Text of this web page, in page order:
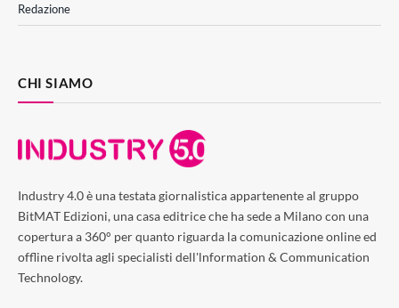
Redazione
CHI SIAMO
Industry 4.0 è una testata giornalistica appartenente al gruppo
BitMAT Edizioni, una casa editrice che ha sede a Milano con una
copertura a 360° per quanto riguarda la comunicazione online ed
offline rivolta agli specialisti dell'lnformation & Communication
Technology.